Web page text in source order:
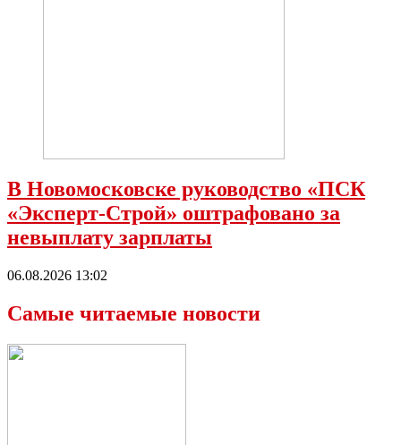
В Новомосковске руководство «ПСК
«Эксперт-Строй» оштрафовано за
невыплату зарплаты
06.08.2026 13:02
Самые читаемые новости